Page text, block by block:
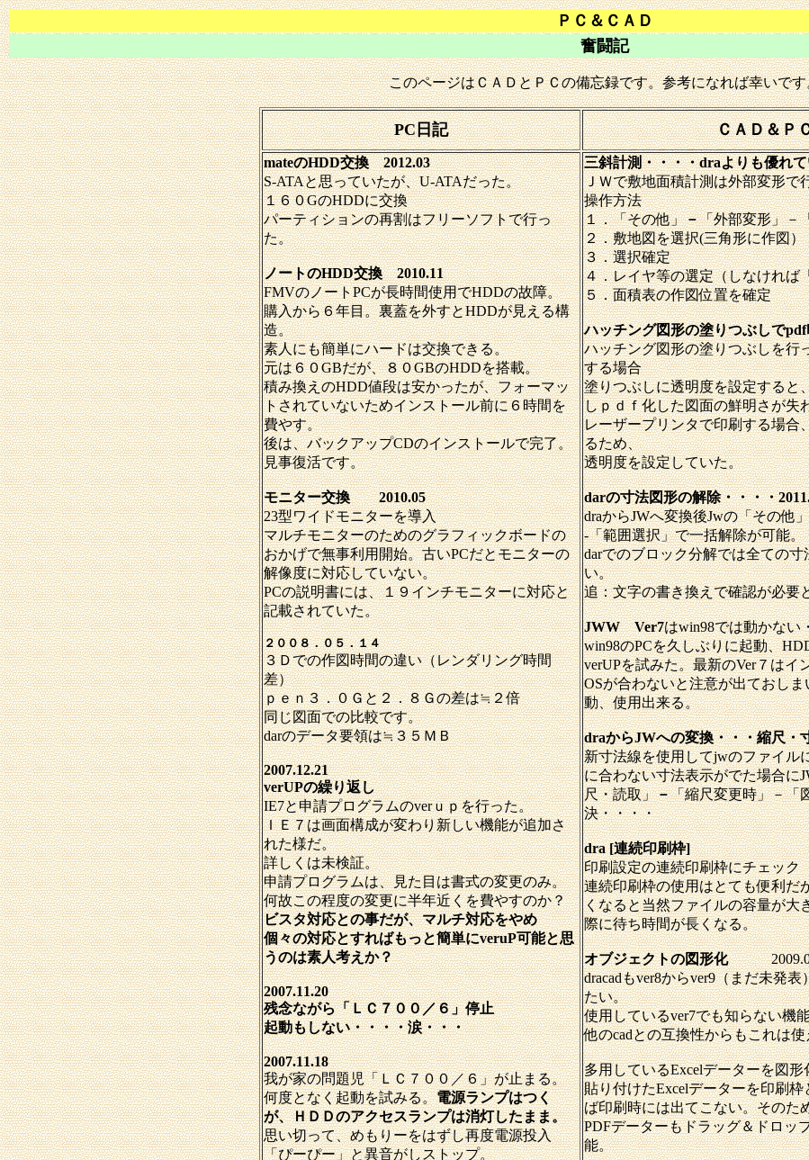
ＰＣ＆ＣＡＤ
奮闘記
このページはＣＡＤとＰＣの備忘録です。参考になれば幸いです
PC日記 ＣＡＤ＆Ｐ
mateのHDD交換
2012.03
S-ATAと思っていたが、U-ATAだった。
１６０GのHDDに交換
パーティションの再割はフリーソフトで行っ
た。
ノートのHDD交換 2010.11
FMVのノートPCが長時間使用でHDDの故障。
購入から６年目。裏蓋を外すとHDDが見える構
造。
素人にも簡単にハードは交換できる。
元は６０GBだが、８０GBのHDDを搭載。
積み換えのHDD値段は安かったが、フォーマッ
トされていないためインストール前に６時間を
費やす。
後は、バックアップCDのインストールで完了。
見事復活です。
モニター交換 2010.05
23型ワイドモニターを導入
マルチモニターのためのグラフィックボードの
おかげで無事利用開始。古いPCだとモニターの
解像度に対応していない。
PCの説明書には、１９インチモニターに対応と
記載されていた。
２００８．０５．１４
３Ｄでの作図時間の違い（レンダリング時間
差）
ｐｅｎ３．０Ｇと２．８Ｇの差は≒２倍
同じ図面での比較です。
darのデータ要領は≒３５ＭＢ
2007.12.21
verUPの繰り返し
IE7と申請プログラムのverｕｐを行った。
ＩＥ７は画面構成が変わり新しい機能が追加さ
れた様だ。
詳しくは未検証。
申請プログラムは、見た目は書式の変更のみ。
何故この程度の変更に半年近くを費やすのか？
ビスタ対応との事だが、マルチ対応をやめ
個々の対応とすればもっと簡単にveruP可能と思
うのは素人考えか？
2007.11.20
残念ながら「ＬＣ７００／６」停止
起動もしない・・・・涙・・・
2007.11.18
我が家の問題児「ＬＣ７００／６」が止まる。
何度となく起動を試みる。電源ランプはつく
が、ＨＤＤのアクセスランプは消灯したまま。
思い切って、めもりーをはずし再度電源投入
「ぴーぴー」と異音がしストップ。
三斜計測・・・・draよりも優れて
ＪＷで敷地面積計測は外部変形で
操作方法
１．「その他」－「外部変形」－
２．敷地図を選択(三角形に作図）
３．選択確定
４．レイヤ等の選定（しなければ
５．面積表の作図位置を確定
ハッチング図形の塗りつぶしでpdf
ハッチング図形の塗りつぶしを行
する場合
塗りつぶしに透明度を設定すると
しｐｄｆ化した図面の鮮明さが失
レーザープリンタで印刷する場合
るため、
透明度を設定していた。
darの寸法図形の解除・・・・
draからJWへ変換後Jwの「その他
-「範囲選択」で一括解除が可能。
darでのブロック分解では全ての
い。
追：文字の書き換えで確認が必要
JWW Ver7はwin98では動かない
win98のPCを久しぶりに起動、
verUPを試みた。最新のVer７はイ
OSが合わないと注意が出ておし
動、使用出来る。
draからJWへの変換・・・縮尺・
新寸法線を使用してjwのファイル
に合わない寸法表示がでた場合に
尺・読取」－「縮尺変更時」－「
決・・・・
dra [連続印刷枠]
印刷設定の連続印刷枠にチェック
連続印刷枠の使用はとても便利だ
くなると当然ファイルの容量が大
際に待ち時間が長くなる。
オブジェクトの図形化
dracadもver8からver9（まだ未発
たい。
使用しているver7でも知らない機
他のcadとの互換性からもこれは
多用しているExcelデーターを図
貼り付けたExcelデーターを印刷
ば印刷時には出てこない。そのた
PDFデーターもドラッグ＆ドロッ
能。